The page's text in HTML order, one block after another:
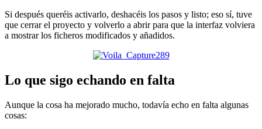
Si después queréis activarlo, deshacéis los pasos y listo; eso sí, tuve
que cerrar el proyecto y volverlo a abrir para que la interfaz volviera
a mostrar los ficheros modificados y añadidos.
Lo que sigo echando en falta
Aunque la cosa ha mejorado mucho, todavía echo en falta algunas
cosas: